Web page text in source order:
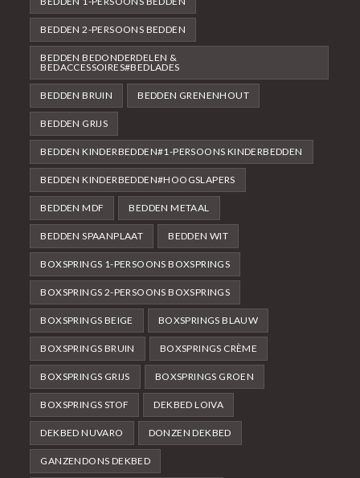
BEDDEN 2-PERSOONS BEDDEN
BEDDEN BEDONDERDELEN &
BEDACCESSOIRES#BEDLADES
BEDDEN BRUIN BEDDEN GRENENHOUT
BEDDEN GRIJS
BEDDEN KINDERBEDDEN#1-PERSOONS KINDERBEDDEN
BEDDEN KINDERBEDDEN#HOOGSLAPERS
BEDDEN MDF BEDDEN METAAL
BEDDEN SPAANPLAAT BEDDEN WIT
BOXSPRINGS 1-PERSOONS BOXSPRINGS
BOXSPRINGS 2-PERSOONS BOXSPRINGS
BOXSPRINGS BEIGE BOXSPRINGS BLAUW
BOXSPRINGS BRUIN BOXSPRINGS CRÈME
BOXSPRINGS GRIJS BOXSPRINGS GROEN
BOXSPRINGS STOF DEKBED LOIVA
DEKBED NUVARO DONZEN DEKBED
GANZENDONS DEKBED